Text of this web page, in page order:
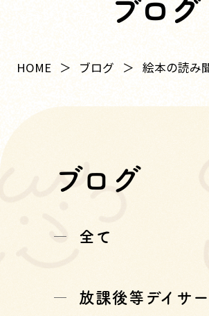
ブログ
HOME ブログ 絵本の読み
ブログ
全て
放課後等デイサ